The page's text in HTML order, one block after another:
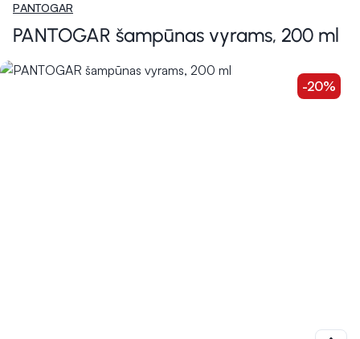
PANTOGAR
PANTOGAR šampūnas vyrams, 200 ml
-20%